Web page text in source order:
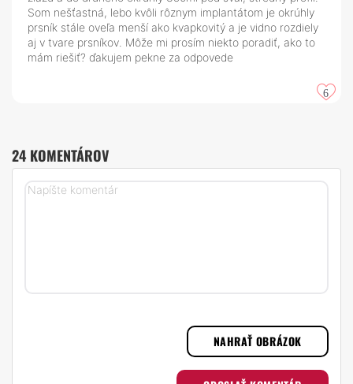
Som nešťastná, lebo kvôli rôznym implantátom je okrúhly
prsník stále oveľa menší ako kvapkovitý a je vidno rozdiely
aj v tvare prsníkov. Môže mi prosím niekto poradiť, ako to
mám riešiť? ďakujem pekne za odpovede
6
24 KOMENTÁROV
NAHRAŤ OBRÁZOK